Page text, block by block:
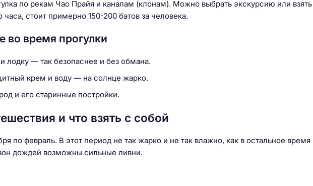
по рекам Чао Прайя и каналам (клонам). Можно выбрать экскурсию или взять
стоит примерно 150-200 батов за человека.
во время прогулки
лодку — так безопаснее и без обмана.
крем и воду — на солнце жарко.
и его старинные постройки.
и что взять с собой
по февраль. В этот период не так жарко и не так влажно, как в остальное время
дождей возможны сильные ливни.